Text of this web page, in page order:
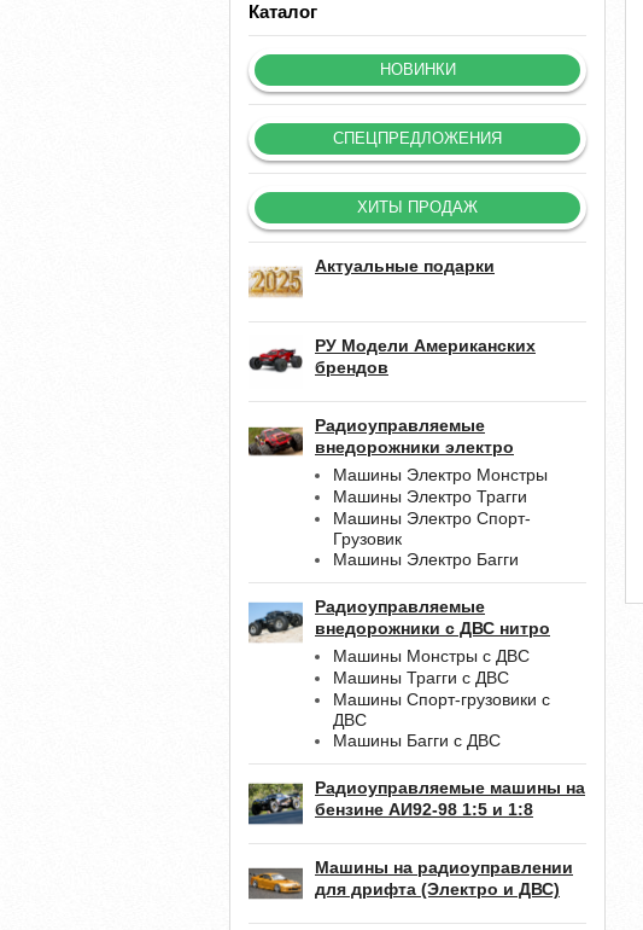
Каталог
НОВИНКИ
СПЕЦПРЕДЛОЖЕНИЯ
ХИТЫ ПРОДАЖ
Актуальные подарки
РУ Модели Американских
брендов
Радиоуправляемые
внедорожники электро
Машины Электро Монстры
Машины Электро Трагги
Машины Электро Спорт-
Грузовик
Машины Электро Багги
Радиоуправляемые
внедорожники с ДВС нитро
Машины Монстры с ДВС
Машины Трагги с ДВС
Машины Спорт-грузовики с
ДВС
Машины Багги с ДВС
Радиоуправляемые машины на
бензине АИ92-98 1:5 и 1:8
Машины на радиоуправлении
для дрифта (Электро и ДВС)